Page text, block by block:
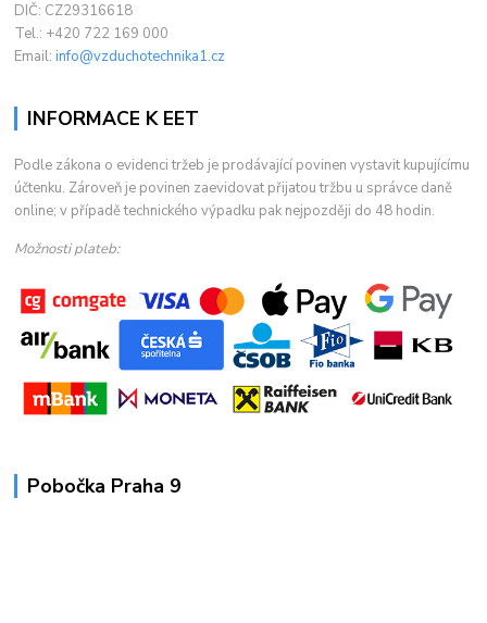
DIČ: CZ29316618
Tel.: +420 722 169 000
Email:info@vzduchotechnika1.cz
INFORMACE K EET
Podle zákona o evidenci tržeb je prodávající povinen vystavit kupujícímu
účtenku. Zároveň je povinen zaevidovat přijatou tržbu u správce daně
online; v případě technického výpadku pak nejpozději do 48 hodin.
Možnosti plateb:
Pobočka Praha 9